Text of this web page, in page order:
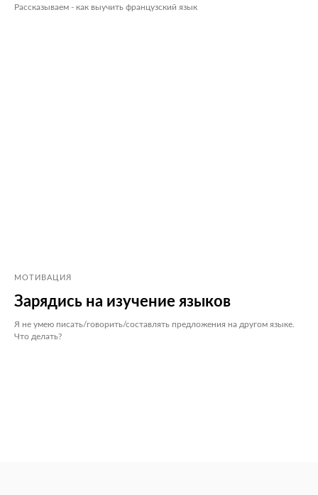
Рассказываем - как выучить французский язык
МОТИВАЦИЯ
Зарядись на изучение языков
Я не умею писать/говорить/составлять предложения на другом языке.
Что делать?